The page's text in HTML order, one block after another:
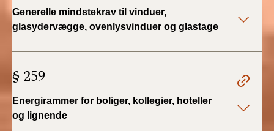
2022)
BR18 (29/6 - 31/12
BR18 (1/1-29/6
Generelle mindstekrav til vinduer,
glasydervægge, ovenlysvinduer og glastage
§ 259
Energirammer for boliger, kollegier, hoteller
og lignende